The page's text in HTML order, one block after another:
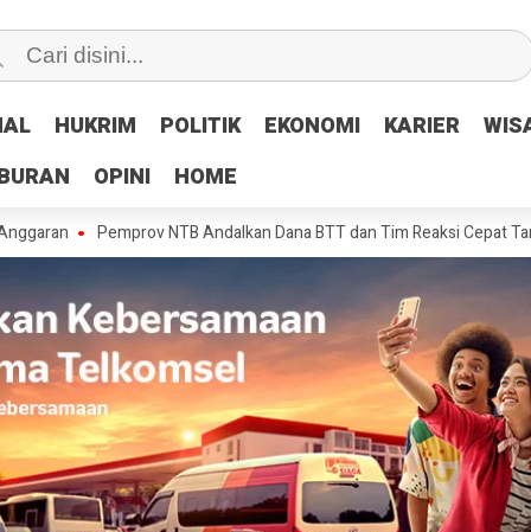
HUKRIM POLITIK EKONOMI KARIER
OPINI HOME
HUKRIM POLITIK EKONOMI KARIER
OPINI HOME
Pemprov NTB Andalkan Dana BTT dan Tim Reaksi Cepat Tangani